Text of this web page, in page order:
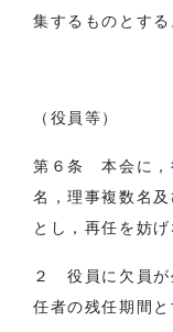
集するものとする
（役員等）
第６条 本会に，
名，理事複数名
とし，再任を妨げ
２ 役員に欠員が
任者の残任期間と